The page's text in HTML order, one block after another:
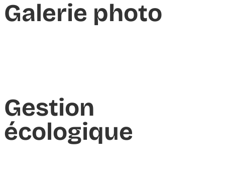
Galerie photo
Gestion
écologique